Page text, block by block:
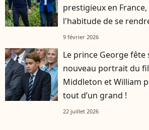
prestigieux en
l'habitude de se
enfants
9 février 2026
Le prince George fête
nouveau portrait du
Middleton et William
tout d’un grand !
22 juillet 2026